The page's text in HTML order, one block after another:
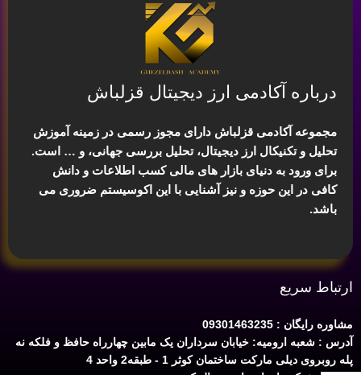
درباره آکادمی ارز دیجیتال قزلباش
مجموعه آکادمی قزلباش دارای مجوز رسمی در زمینه آموزش
تحلیل و تکنیکال ارز دیجیتال، تحلیل بررسی جهانی، و … است.
برای ورود به دنیای بازار های مالی کسب اطلاعات و دانش
کافی در این حوزه و نیز آشنایی با این اکوسیستم ضروری می
باشد.
ارتباط سریع
مشاوره رایگان : 09301463235
آدرس : شعبه ارومیه: خیابان سرداران یک مابین چهارراه حافظ و فلکه نه
پله روبروی دیلی مارکت ساختمان کوثر 1 - طبقه2 واحد 4